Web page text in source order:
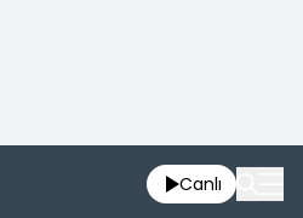
Canlı